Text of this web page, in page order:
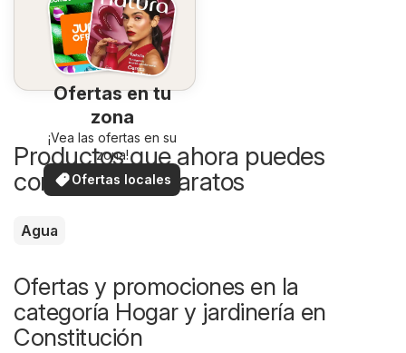
Ofertas en tu
zona
¡Vea las ofertas en su
zona!
Ofertas locales
Productos que ahora puedes
comprar más baratos
Agua
Ofertas y promociones en la
categoría Hogar y jardinería en
Constitución